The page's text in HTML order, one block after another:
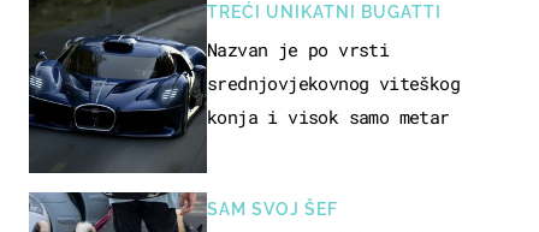
TREĆI UNIKATNI BUGATTI
Nazvan je po vrsti
srednjovjekovnog viteškog
konja i visok samo metar
SAM SVOJ ŠEF